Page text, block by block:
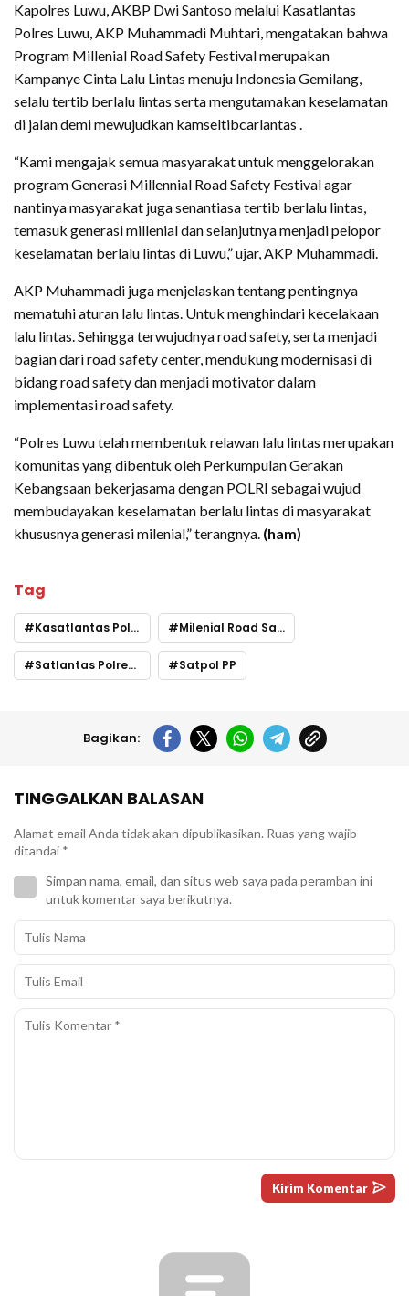
Kapolres Luwu, AKBP Dwi Santoso melalui Kasatlantas
Polres Luwu, AKP Muhammadi Muhtari, mengatakan bahwa
Program Millenial Road Safety Festival merupakan
Kampanye Cinta Lalu Lintas menuju Indonesia Gemilang,
selalu tertib berlalu lintas serta mengutamakan keselamatan
di jalan demi mewujudkan kamseltibcarlantas .
“Kami mengajak semua masyarakat untuk menggelorakan
program Generasi Millennial Road Safety Festival agar
nantinya masyarakat juga senantiasa tertib berlalu lintas,
temasuk generasi millenial dan selanjutnya menjadi pelopor
keselamatan berlalu lintas di Luwu,” ujar, AKP Muhammadi.
AKP Muhammadi juga menjelaskan tentang pentingnya
mematuhi aturan lalu lintas. Untuk menghindari kecelakaan
lalu lintas. Sehingga terwujudnya road safety, serta menjadi
bagian dari road safety center, mendukung modernisasi di
bidang road safety dan menjadi motivator dalam
implementasi road safety.
“Polres Luwu telah membentuk relawan lalu lintas merupakan
komunitas yang dibentuk oleh Perkumpulan Gerakan
Kebangsaan bekerjasama dengan POLRI sebagai wujud
membudayakan keselamatan berlalu lintas di masyarakat
khususnya generasi milenial,” terangnya. (ham)
Tag
Kasatlantas Polres Luwu Milenial Road Safety Festival
Satlantas Polres Luwu Satpol PP
Bagikan:
TINGGALKAN BALASAN
Alamat email Anda tidak akan dipublikasikan. Ruas yang wajib
ditandai *
Simpan nama, email, dan situs web saya pada peramban ini
untuk komentar saya berikutnya.